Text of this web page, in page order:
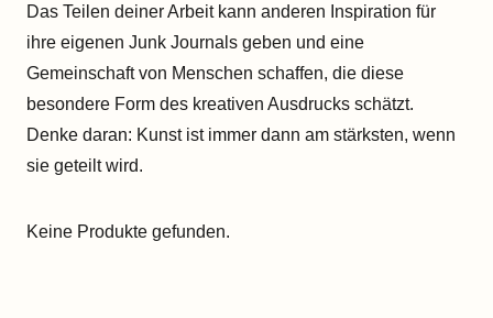
Das Teilen deiner Arbeit kann anderen Inspiration für
ihre eigenen Junk Journals geben und eine
Gemeinschaft von Menschen schaffen, die diese
besondere Form des kreativen Ausdrucks schätzt.
Denke daran: Kunst ist immer dann am stärksten, wenn
sie geteilt wird.
Keine Produkte gefunden.